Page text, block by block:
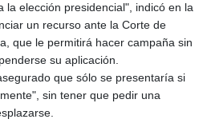
la elección presidencial", indicó en la
un recurso ante la Corte de
que le permitirá hacer campaña sin
su aplicación.
que sólo se presentaría si
sin tener que pedir una